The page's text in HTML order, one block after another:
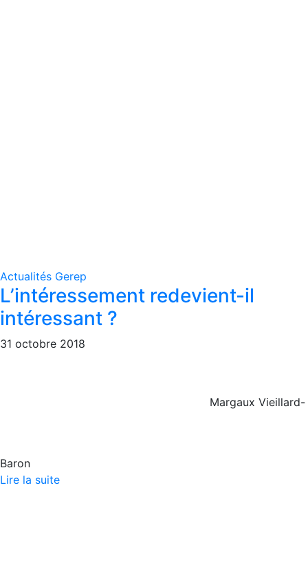
Actualités Gerep
L’intéressement redevient-il
intéressant ?
31 octobre 2018
Margaux Vieillard-
Baron
Lire la suite